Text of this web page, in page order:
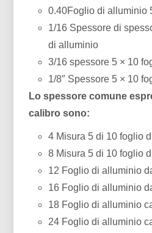
0.40Foglio di alluminio
1/16 Spessore di
di alluminio
3/16 spessore 5 × 10
1/8″ Spessore 5 × 10
Lo spessore comune
calibro sono:
4 Misura 5 di 10 foglio
8 Misura 5 di 10 foglio
12 Foglio di alluminio
16 Foglio di alluminio
18 Foglio di alluminio
24 Foglio di alluminio